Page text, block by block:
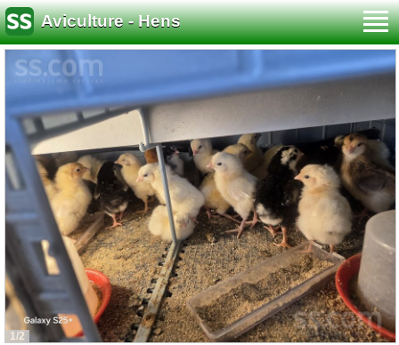
Aviculture - Hens
1/2